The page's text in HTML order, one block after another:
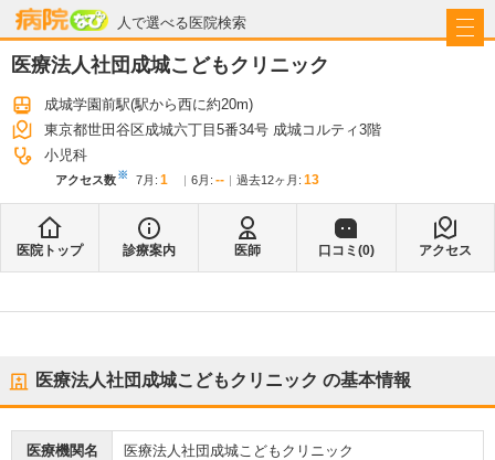
人で選べる医院検索
病院なび
医療法人社団成城こどもクリニック
成城学園前駅(駅から西に約20m)
東京都世田谷区成城六丁目5番34号 成城コルティ3階
小児科
アクセス数※ 7月 : 1 6月 : -- 過去12ヶ月: 13
医院トップ 診療案内 医師 口コミ(0) アクセス
医療法人社団成城こどもクリニック の基本情報
医療機関名 医療法人社団成城こどもクリニック